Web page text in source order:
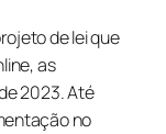
de lei que
as
2023. Até
no